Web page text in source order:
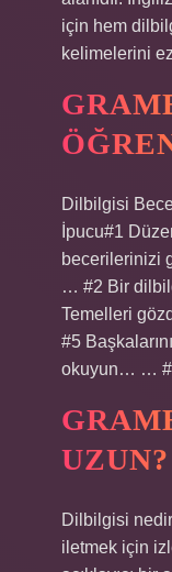
için hem
kelimelerini
Dilbilgisi
İpucu#1
becerilerinizi
… #2 Bir
Temelleri
#5
okuyun… …
UZUN?
Dilbilgisi
iletmek için